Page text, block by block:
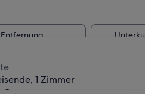
1 Zimmer
Entfernung
Hotel